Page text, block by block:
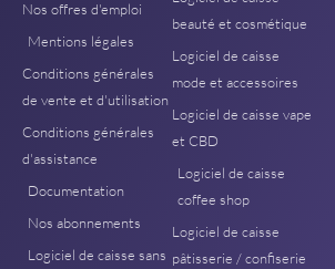
Nos offres d'emploi
Mentions légales
Conditions générales
de vente et d'utilisation
Conditions générales
d'assistance
Documentation
Nos abonnements
Logiciel de caisse sans
beauté et cosmétique
Logiciel de caisse
mode et accessoires
Logiciel de caisse vape
et CBD
Logiciel de caisse
coffee shop
Logiciel de caisse
pâtisserie / confiserie